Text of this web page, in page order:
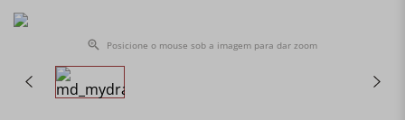
Posicione o mouse sob a imagem para dar zoom